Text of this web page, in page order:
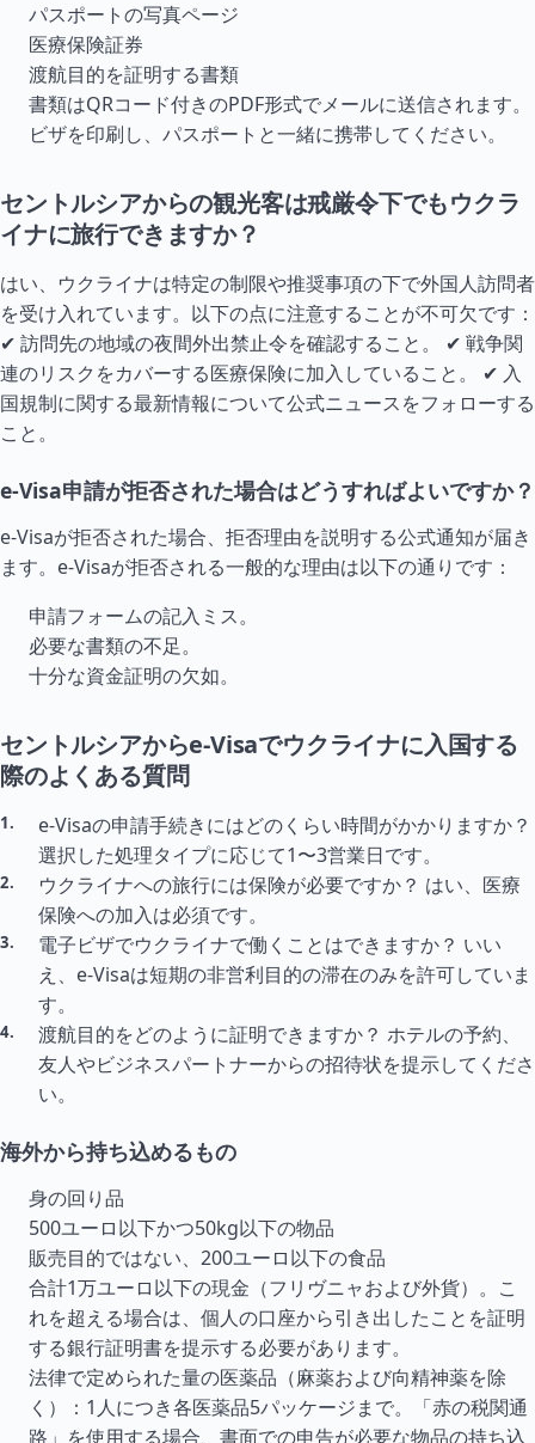
パスポートの写真ページ
医療保険証券
渡航目的を証明する書類
書類はQRコード付きのPDF形式でメールに送信されます。
ビザを印刷し、パスポートと一緒に携帯してください。
セントルシアからの観光客は戒厳令下でもウクラ
イナに旅行できますか？
はい、ウクライナは特定の制限や推奨事項の下で外国人訪問者
を受け入れています。以下の点に注意することが不可欠です：
✔ 訪問先の地域の夜間外出禁止令を確認すること。 ✔ 戦争関
連のリスクをカバーする医療保険に加入していること。 ✔ 入
国規制に関する最新情報について公式ニュースをフォローする
こと。
e-Visa申請が拒否された場合はどうすればよいですか？
e-Visaが拒否された場合、拒否理由を説明する公式通知が届き
ます。e-Visaが拒否される一般的な理由は以下の通りです：
申請フォームの記入ミス。
必要な書類の不足。
十分な資金証明の欠如。
セントルシアからe-Visaでウクライナに入国する
際のよくある質問
e-Visaの申請手続きにはどのくらい時間がかかりますか？
選択した処理タイプに応じて1〜3営業日です。
ウクライナへの旅行には保険が必要ですか？ はい、医療
保険への加入は必須です。
電子ビザでウクライナで働くことはできますか？ いい
え、e-Visaは短期の非営利目的の滞在のみを許可していま
す。
渡航目的をどのように証明できますか？ ホテルの予約、
友人やビジネスパートナーからの招待状を提示してくださ
い。
海外から持ち込めるもの
身の回り品
500ユーロ以下かつ50kg以下の物品
販売目的ではない、200ユーロ以下の食品
合計1万ユーロ以下の現金（フリヴニャおよび外貨）。こ
れを超える場合は、個人の口座から引き出したことを証明
する銀行証明書を提示する必要があります。
法律で定められた量の医薬品（麻薬および向精神薬を除
く）：1人につき各医薬品5パッケージまで。「赤の税関通
路」を使用する場合、書面での申告が必要な物品の持ち込